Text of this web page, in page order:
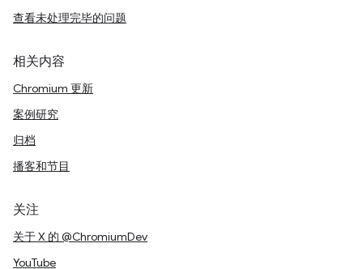
查看未处理完毕的问题
相关内容
Chromium 更新
案例研究
归档
播客和节目
关注
关于 X 的 @ChromiumDev
YouTube